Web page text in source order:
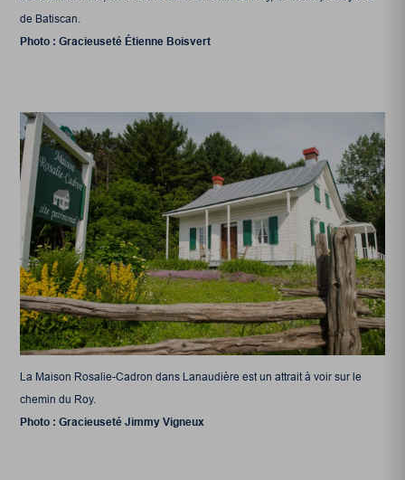
de Batiscan.
Photo : Gracieuseté Étienne Boisvert
La Maison Rosalie-Cadron dans Lanaudière est un attrait à voir sur le
chemin du Roy.
Photo : Gracieuseté Jimmy Vigneux